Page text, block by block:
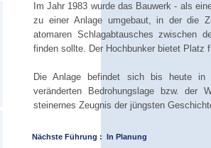
Im Jahr 1983 wurde das Bauwerk - als
zu einer Anlage umgebaut, in der die
atomaren Schlagabtausches zwischen
finden sollte. Der Hochbunker bietet Platz
Die Anlage befindet sich bis heute in
veränderten Bedrohungslage bzw. der
steinernes Zeugnis der jüngsten
Nächste Führung : In Planung